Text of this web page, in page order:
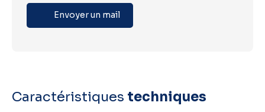
Envoyer un mail
Caractéristiques techniques